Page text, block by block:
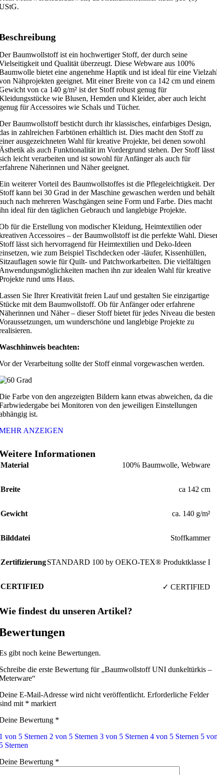
Baumwollstoff ist ein hochwertiger Stoff, der durch seine
und Qualität überzeugt. Diese Webware aus 100%
bietet eine angenehme Haptik und ist ideal für eine
Nähprojekten geeignet. Mit einer Breite von ca 142 cm und einem
von ca 140 g/m² ist der Stoff robust genug für
wie Blusen, Hemden und Kleider, aber auch leicht
für Accessoires wie Schals und Tücher.
Baumwollstoff besticht durch ihr klassisches, einfarbiges Design,
in zahlreichen Farbtönen erhältlich ist. Dies macht den Stoff zu
ausgezeichneten Wahl für kreative Projekte, bei denen sowohl
als auch Funktionalität im Vordergrund stehen. Der Stoff lässt
leicht verarbeiten und ist sowohl für Anfänger als auch für
Näherinnen und Näher geeignet.
weiterer Vorteil des Baumwollstoffes ist die Pflegeleichtigkeit. Der
kann bei 30 Grad in der Maschine gewaschen werden und behält
nach mehreren Waschgängen seine Form und Farbe. Dies macht
ideal für den täglichen Gebrauch und langlebige Projekte.
für die Erstellung von modischer Kleidung, Heimtextilien oder
Accessoires – der Baumwollstoff ist die perfekte Wahl.
lässt sich hervorragend für Heimtextilien und Deko-Ideen
wie zum Beispiel Tischdecken oder -läufer, Kissenhüllen,
sowie für Quilt- und Patchworkarbeiten. Die vielfältigen
machen ihn zur idealen Wahl für kreative
rund ums Haus.
Sie Ihrer Kreativität freien Lauf und gestalten Sie einzigartige
mit dem Baumwollstoff. Ob für Anfänger oder erfahrene
und Näher – dieser Stoff bietet für jedes Niveau die besten
um wunderschöne und langlebige Projekte zu
beachten:
der Verarbeitung sollte der Stoff einmal vorgewaschen werden.
Farbe von den angezeigten Bildern kann etwas abweichen, da die
bei Monitoren von den jeweiligen Einstellungen
ist.
ANZEIGEN
Informationen
Material 100% Baumwolle, Webware
Breite ca 142 cm
Gewicht ca. 140 g/m²
Bilddatei Stoffkammer
ZertifizierungSTANDARD 100 by OEKO-TEX® Produktklasse I
CERTIFIED ✓ CERTIFIED
findest du unseren Artikel?
gibt noch keine Bewertungen.
die erste Bewertung für „Baumwollstoff UNI dunkeltürkis –
E-Mail-Adresse wird nicht veröffentlicht. Erforderliche Felder
mit * markiert
Bewertung *
von 5 Sternen 2 von 5 Sternen 3 von 5 Sternen 4 von 5 Sternen 5
Sternen
Bewertung *